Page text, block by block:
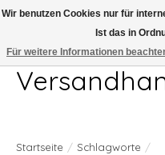
Telefon 04407 715872 MO-DO 7.00-
Startseite / Schlagworte /
Wir benutzen Cookies nur für
Ist das in
Für weitere Informationen